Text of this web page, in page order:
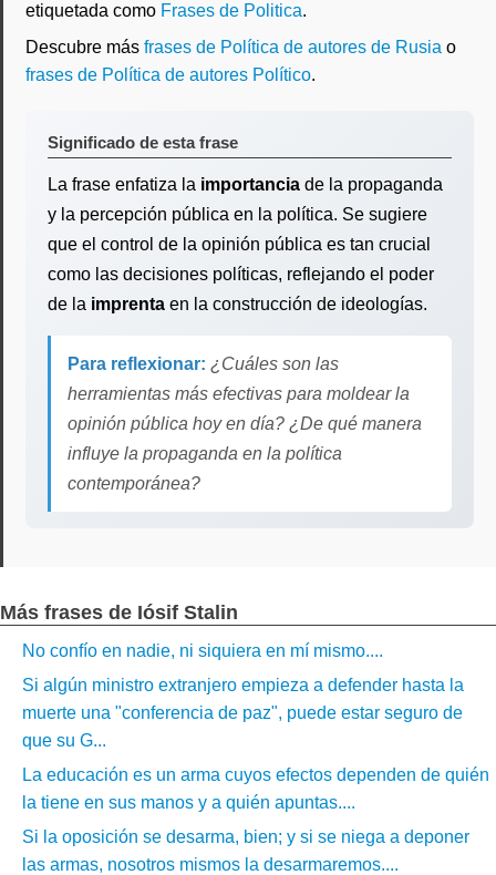
etiquetada como Frases de Politica.
Descubre más frases de Política de autores de Rusia o
frases de Política de autores Político.
Significado de esta frase
La frase enfatiza la importancia de la propaganda
y la percepción pública en la política. Se sugiere
que el control de la opinión pública es tan crucial
como las decisiones políticas, reflejando el poder
de la imprenta en la construcción de ideologías.
Para reflexionar: ¿Cuáles son las
herramientas más efectivas para moldear la
opinión pública hoy en día? ¿De qué manera
influye la propaganda en la política
contemporánea?
Más frases de Iósif Stalin
No confío en nadie, ni siquiera en mí mismo....
Si algún ministro extranjero empieza a defender hasta la
muerte una "conferencia de paz", puede estar seguro de
que su G...
La educación es un arma cuyos efectos dependen de quién
la tiene en sus manos y a quién apuntas....
Si la oposición se desarma, bien; y si se niega a deponer
las armas, nosotros mismos la desarmaremos....